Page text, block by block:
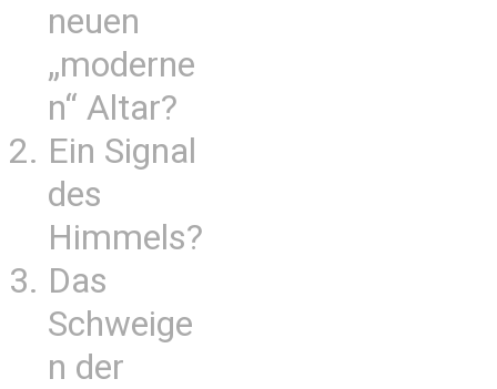
neuen
„moderne
n“ Altar?
Ein Signal
des
Himmels?
Das
Schweige
n der